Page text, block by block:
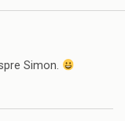
Simon.